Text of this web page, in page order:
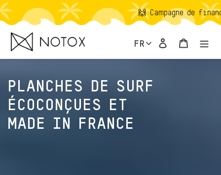
Passer
au
contenu
🙌 Campagne de financement
FR Se connecter
Panier
PLANCHES DE SURF
ÉCOCONÇUES ET
MADE IN FRANCE